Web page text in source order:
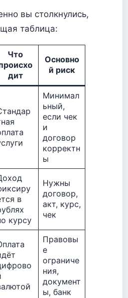
вы столкнулись,
таблица:
Что
дит
Основно
й риск
Минимал
ьный,
если чек
и
договор
корректн
ы
в
курсу
Нужны
договор,
акт, курс,
чек
Правовы
е
ограниче
ния,
документ
ы, банк